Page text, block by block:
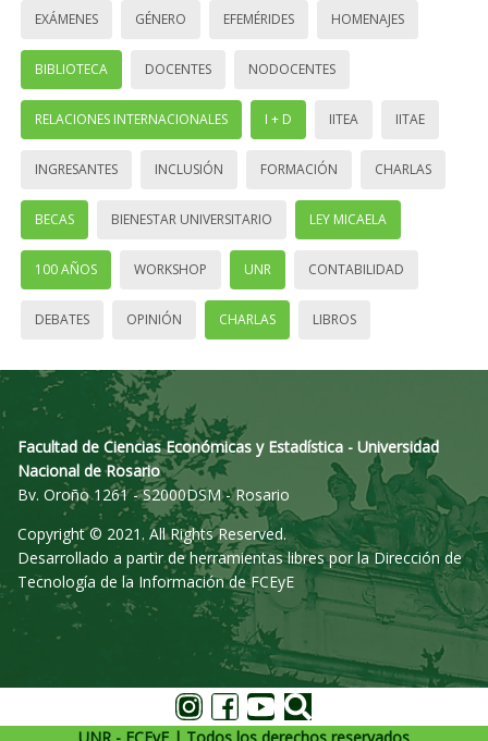
EXÁMENES GÉNERO EFEMÉRIDES HOMENAJES
BIBLIOTECA DOCENTES NODOCENTES
RELACIONES INTERNACIONALES I + D IITEA IITAE
INGRESANTES INCLUSIÓN FORMACIÓN CHARLAS
BECAS BIENESTAR UNIVERSITARIO LEY MICAELA
100 AÑOS WORKSHOP UNR CONTABILIDAD
DEBATES OPINIÓN CHARLAS LIBROS
Facultad de Ciencias Económicas y Estadística - Universidad
Nacional de Rosario
Bv. Oroño 1261 - S2000DSM - Rosario
Copyright © 2021. All Rights Reserved.
Desarrollado a partir de herramientas libres por la Dirección de
Tecnología de la Información de FCEyE